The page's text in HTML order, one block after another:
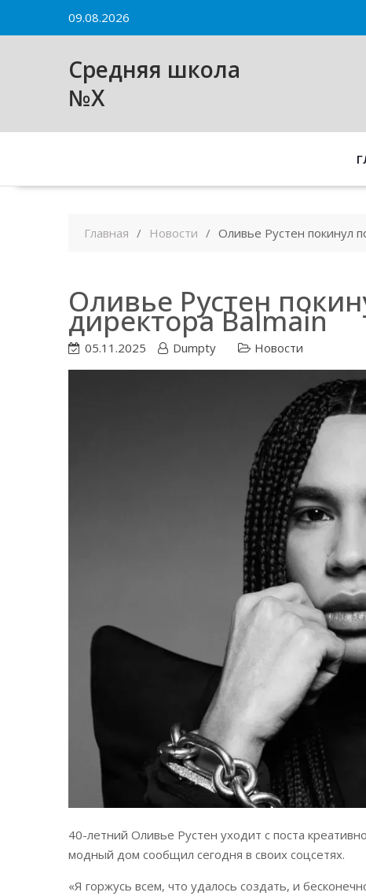
09.08.2026
Средняя школа
№X
Главная Новости Оливье Рустен покинул
Оливье Рустен
директора Balmain
05.11.2025 Dumpty Новости
40-летний Оливье Рустен уходит с поста
модный дом сообщил сегодня в своих соцсетях.
«Я горжусь всем, что удалось создать, и